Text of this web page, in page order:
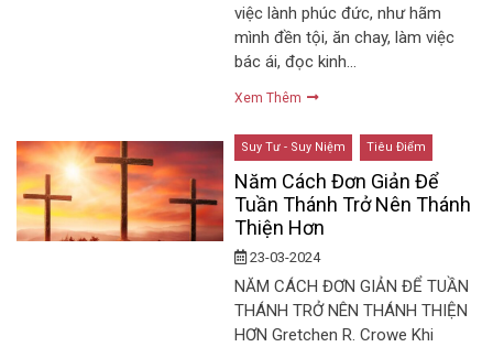
việc lành phúc đức, như hãm
mình đền tội, ăn chay, làm việc
bác ái, đọc kinh…
Xem Thêm
Suy Tư - Suy Niệm Tiêu Điểm
Năm Cách Đơn Giản Để
Tuần Thánh Trở Nên Thánh
Thiện Hơn
23-03-2024
NĂM CÁCH ĐƠN GIẢN ĐỂ TUẦN
THÁNH TRỞ NÊN THÁNH THIỆN
HƠN Gretchen R. Crowe Khi